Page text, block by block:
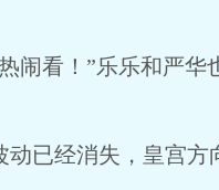
看！”乐乐和严华
经消失，皇宫方